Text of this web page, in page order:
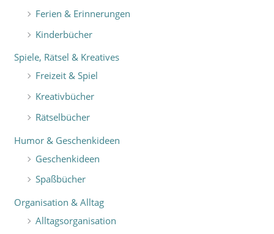
Ferien & Erinnerungen
Kinderbücher
Spiele, Rätsel & Kreatives
Freizeit & Spiel
Kreativbücher
Rätselbücher
Humor & Geschenkideen
Geschenkideen
Spaßbücher
Organisation & Alltag
Alltagsorganisation